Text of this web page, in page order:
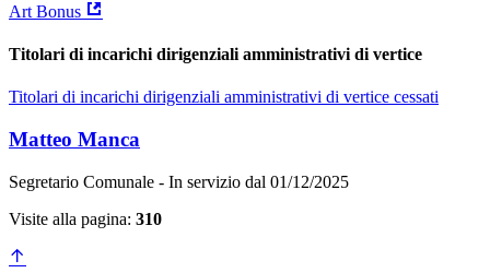
Art Bonus
Titolari di incarichi dirigenziali amministrativi di vertice
Titolari di incarichi dirigenziali amministrativi di vertice cessati
Matteo Manca
Segretario Comunale - In servizio dal 01/12/2025
Visite alla pagina: 310